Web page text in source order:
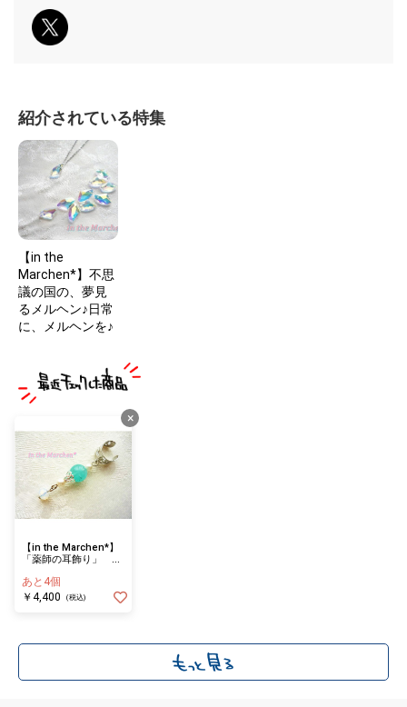
紹介されている特集
【in the
Marchen*】不思
議の国の、夢見
るメルヘン♪日常
に、メルヘンを♪
×
【in the Marchen*】
「薬師の耳飾り」 装
ク・イヤーカフ☆ 癒
し アマゾナイト
あと4個
￥4,400
(税込)